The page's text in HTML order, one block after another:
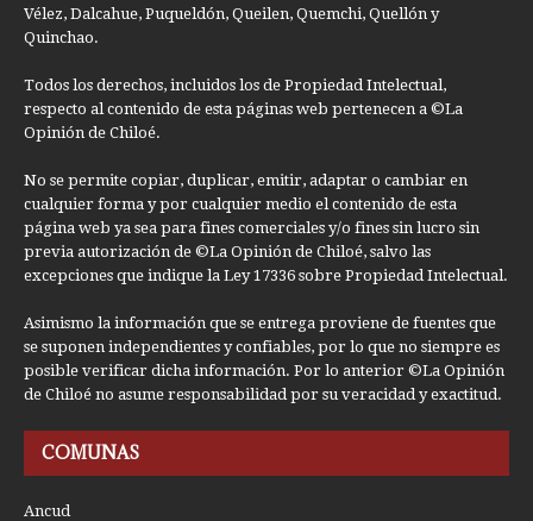
Vélez, Dalcahue, Puqueldón, Queilen, Quemchi, Quellón y
Quinchao.
Todos los derechos, incluidos los de Propiedad Intelectual,
respecto al contenido de esta páginas web pertenecen a ©La
Opinión de Chiloé.
No se permite copiar, duplicar, emitir, adaptar o cambiar en
cualquier forma y por cualquier medio el contenido de esta
página web ya sea para fines comerciales y/o fines sin lucro sin
previa autorización de ©La Opinión de Chiloé, salvo las
excepciones que indique la Ley 17336 sobre Propiedad Intelectual.
Asimismo la información que se entrega proviene de fuentes que
se suponen independientes y confiables, por lo que no siempre es
posible verificar dicha información. Por lo anterior ©La Opinión
de Chiloé no asume responsabilidad por su veracidad y exactitud.
COMUNAS
Ancud